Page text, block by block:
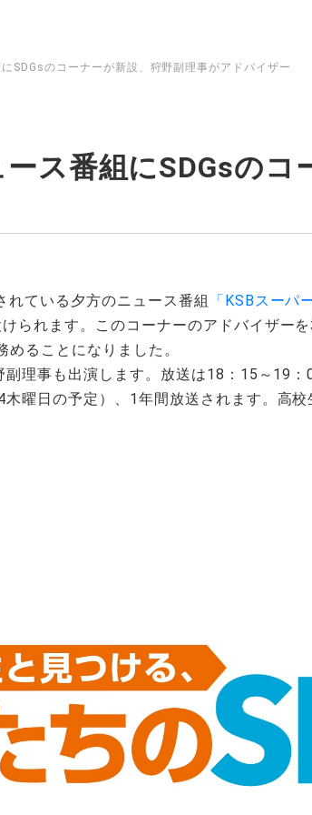
SDGsのコーナーが新設、狩野副理事がアドバイザー
ス番組にSDGsのコ
れている夕方のニュース番組 「KSBスーパ
られます。このコーナーのアドバイザー
ることになりました。
理事も出演します。放送は18：15～19：
曜日の予定）、1年間放送されます。高